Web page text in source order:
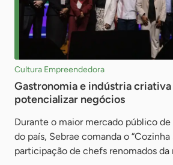
Cultura Empreendedora
Gastronomia e indústria criativa
potencializar negócios
Durante o maior mercado público
do país, Sebrae comanda o “Cozinha
participação de chefs renomados